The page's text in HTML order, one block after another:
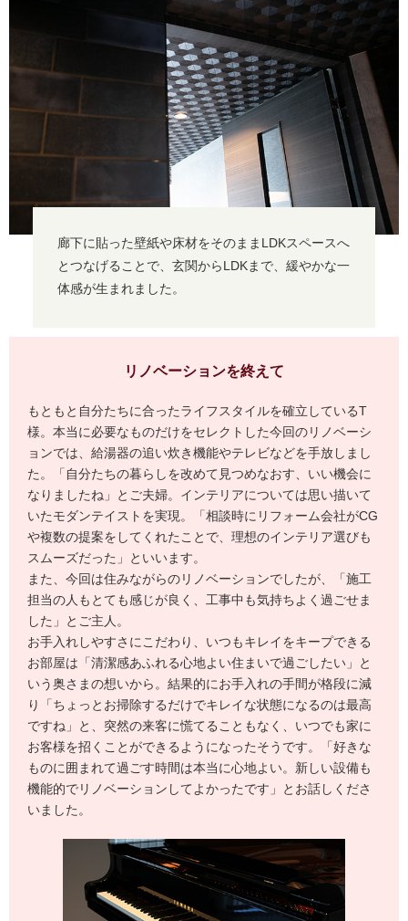
廊下に貼った壁紙や床材をそのままLDKスペースへ
とつなげることで、玄関からLDKまで、緩やかな一
体感が生まれました。
リノベーションを終えて
もともと自分たちに合ったライフスタイルを確立しているT
様。本当に必要なものだけをセレクトした今回のリノベーシ
ョンでは、給湯器の追い炊き機能やテレビなどを手放しまし
た。「自分たちの暮らしを改めて見つめなおす、いい機会に
なりましたね」とご夫婦。インテリアについては思い描いて
いたモダンテイストを実現。「相談時にリフォーム会社がCG
や複数の提案をしてくれたことで、理想のインテリア選びも
スムーズだった」といいます。
また、今回は住みながらのリノベーションでしたが、「施工
担当の人もとても感じが良く、工事中も気持ちよく過ごせま
した」とご主人。
お手入れしやすさにこだわり、いつもキレイをキープできる
お部屋は「清潔感あふれる心地よい住まいで過ごしたい」と
いう奥さまの想いから。結果的にお手入れの手間が格段に減
り「ちょっとお掃除するだけでキレイな状態になるのは最高
ですね」と、突然の来客に慌てることもなく、いつでも家に
お客様を招くことができるようになったそうです。「好きな
ものに囲まれて過ごす時間は本当に心地よい。新しい設備も
機能的でリノベーションしてよかったです」とお話しくださ
いました。